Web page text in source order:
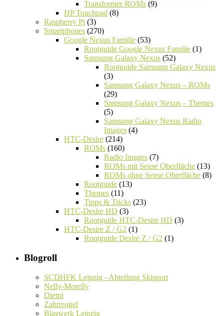
Transformer ROMs (9)
HP Touchpad (8)
Raspberry Pi (3)
Smartphones (270)
Google Nexus Familie (53)
Rootguide Google Nexus Familie (1)
Samsung Galaxy Nexus (52)
Rootguide Samsung Galaxy Nexus
(3)
Samsung Galaxy Nexus – ROMs
(29)
Samsung Galaxy Nexus – Themes
(5)
Samsung Galaxy Nexus Radio
Images (4)
HTC-Desire (214)
ROMs (160)
Radio Images (7)
ROMs mit Sense Oberfläche (13)
ROMs ohne Sense Oberfläche (8)
Rootguide (13)
Themes (11)
Tipps & Tricks (23)
HTC-Desire HD (3)
Rootguide HTC-Desire HD (3)
HTC-Desire Z / G2 (1)
Rootguide Desire Z / G2 (1)
Blogroll
SCDHFK Leipzig - Abteilung Skisport
Nelly-Morelly
Dietpi
Zahnvogel
Blaswerk Leipzig